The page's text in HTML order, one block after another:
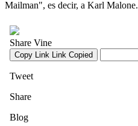
Mailman", es decir, a Karl Malone.